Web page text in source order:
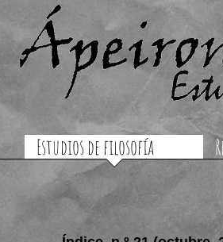
Estudios de filosofía